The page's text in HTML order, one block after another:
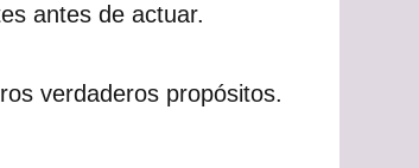
antes de actuar.
verdaderos propósitos.